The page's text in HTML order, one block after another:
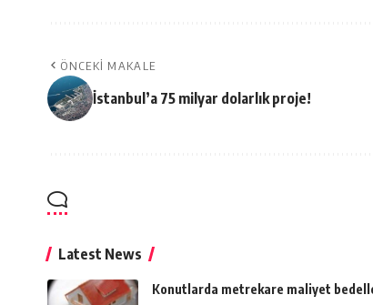
ÖNCEKI MAKALE
İstanbul’a 75 milyar dolarlık proje!
Latest News
Konutlarda metrekare maliyet